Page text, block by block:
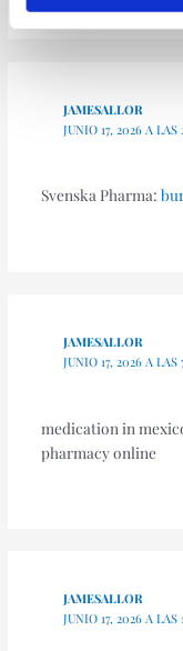
JAMESALLOR
JUNIO 17, 2026 A LAS
Svenska Pharma:
JAMESALLOR
JUNIO 17, 2026 A LAS
medication in
pharmacy online
JAMESALLOR
JUNIO 17, 2026 A LAS